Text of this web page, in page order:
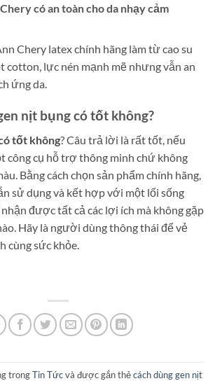
có an toàn cho da nhạy cảm
Chery latex chính hãng làm từ cao su
cotton, lực nén mạnh mẽ nhưng vẫn an
ứng da.
nịt bụng có tốt không?
tốt không? Câu trả lời là rất tốt, nếu
công cụ hỗ trợ thông minh chứ không
Bằng cách chọn sản phẩm chính hãng,
sử dụng và kết hợp với một lối sống
được tất cả các lợi ích mà không gặp
Hãy là người dùng thông thái để vẻ
cùng sức khỏe.
trongTin Tứcvà được gắn thẻcách dùng gen nịt